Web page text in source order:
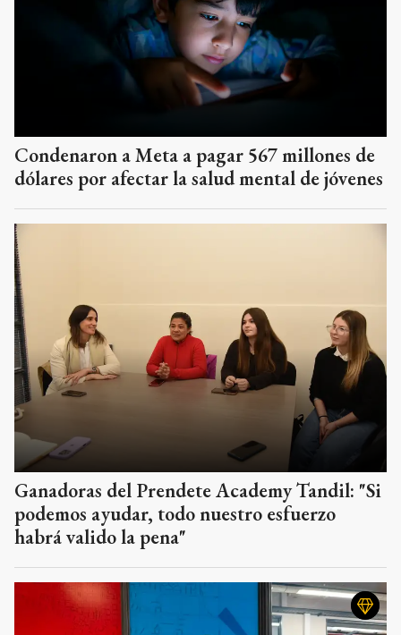
Condenaron a Meta a pagar 567 millones de
dólares por afectar la salud mental de jóvenes
Ganadoras del Prendete Academy Tandil: "Si
podemos ayudar, todo nuestro esfuerzo
habrá valido la pena"